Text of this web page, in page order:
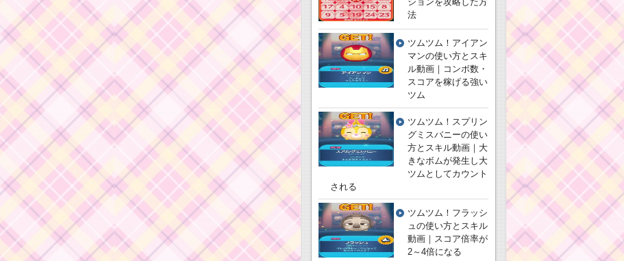
法
ツムツム！アイアン
マンの使い方とスキ
ル動画｜コンボ数・
スコアを稼げる強い
ツム
ツムツム！スプリン
グミスバニーの使い
方とスキル動画｜大
きなボムが発生し大
ツムとしてカウント
される
ツムツム！フラッシ
ュの使い方とスキル
動画｜スコア倍率が
2～4倍になる